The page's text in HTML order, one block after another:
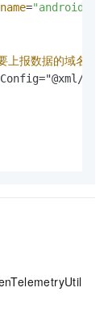
=
上报数据的域名进